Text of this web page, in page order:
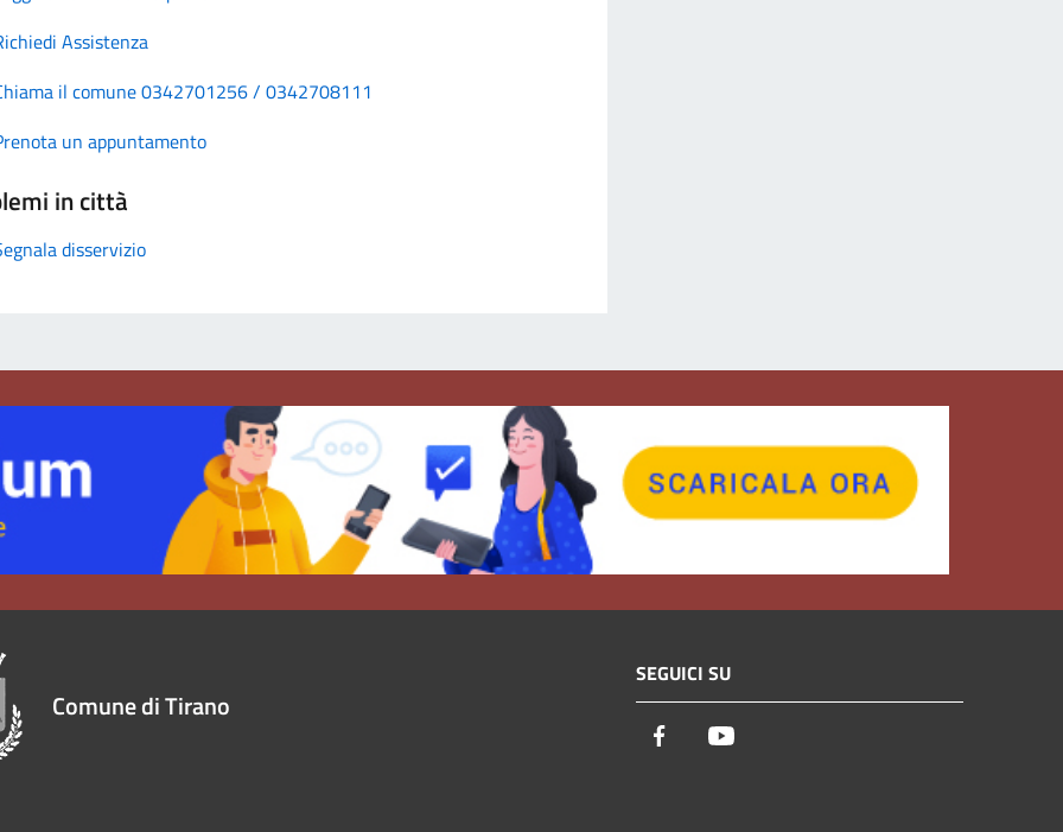
Assistenza
il comune 0342701256 / 0342708111
un appuntamento
in città
disservizio
Comune di Tirano
SEGUICI SU
Facebook